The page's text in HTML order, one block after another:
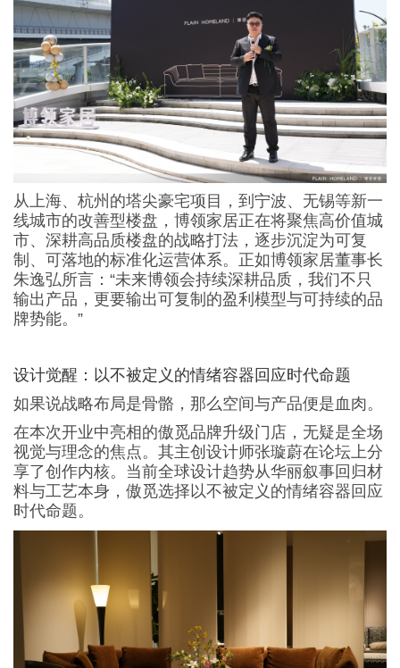
从上海、杭州的塔尖豪宅项目，到宁波、无锡等新一
线城市的改善型楼盘，博领家居正在将聚焦高价值城
市、深耕高品质楼盘的战略打法，逐步沉淀为可复
制、可落地的标准化运营体系。正如博领家居董事长
朱逸弘所言：“未来博领会持续深耕品质，我们不只
输出产品，更要输出可复制的盈利模型与可持续的品
牌势能。”
设计觉醒：以不被定义的情绪容器回应时代命题
如果说战略布局是骨骼，那么空间与产品便是血肉。
在本次开业中亮相的傲觅品牌升级门店，无疑是全场
视觉与理念的焦点。其主创设计师张璇蔚在论坛上分
享了创作内核。当前全球设计趋势从华丽叙事回归材
料与工艺本身，傲觅选择以不被定义的情绪容器回应
时代命题。